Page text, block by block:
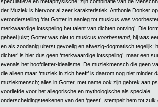
speculatieve en metaphysische; zijn combinatie van de
der Muziek is hiervoor al zeer karakteristiek. Anthonie Donker
veronderstelling ‘dat Gorter in aanleg tot musicus was
merkwaardige lotsspeling het talent van dichten ontving’. Die
geheel juist; Gorter was niet to musicus voorbestemd, hij was
en als zoodanig uiterst gevoelig en afwezig-dogmatisch tegelijk;
dichter’ is hier dus geen ‘merkwaardige lotsspeling’, maar een
evenals het hoofdletter-idealisme. De muziekmensch die geen
die alleen maar ‘muziek in zich heeft’ is daarom nog niet minder
muziekmensch; alles in Gorter, met name ook zijn gebrek aan
voorliefde voor het allegorische en mythologische als speciale
onderscheidingsteekenen van den ‘geest’, stempelt hem tot zulk